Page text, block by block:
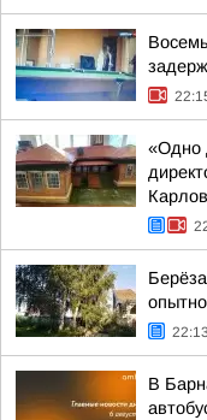
«Одно
22:13
В